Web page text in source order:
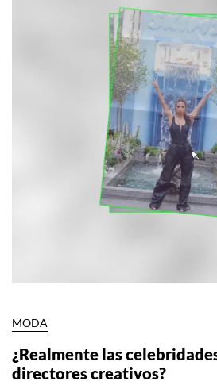
MODA
¿Realmente las
directores creativos?